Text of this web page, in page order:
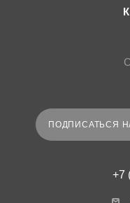
ПОДПИСАТЬСЯ
+7